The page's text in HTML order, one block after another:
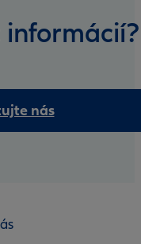
nás